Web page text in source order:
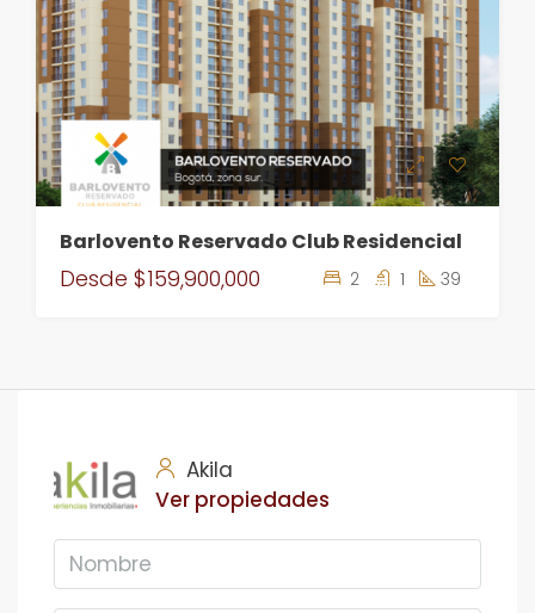
Barlovento Reservado Club Residencial
Desde $159,900,000 2 1 39
Akila
Ver propiedades